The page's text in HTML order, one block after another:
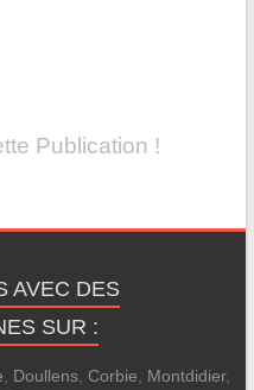
Publication !
AVEC DES
SUR :
, Doullens, Corbie, Montdidier,